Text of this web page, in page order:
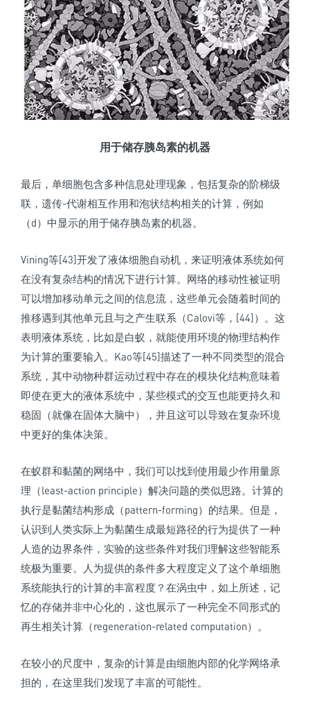
用于储存胰岛素的机器
最后，单细胞包含多种信息处理现象，包括复杂的阶梯级
联，遗传-代谢相互作用和泡状结构相关的计算，例如
（d）中显示的用于储存胰岛素的机器。
Vining等[43]开发了液体细胞自动机，来证明液体系统如何
在没有复杂结构的情况下进行计算。网络的移动性被证明
可以增加移动单元之间的信息流，这些单元会随着时间的
推移遇到其他单元且与之产生联系（Calovi等，[44]）。这
表明液体系统，比如是白蚁，就能使用环境的物理结构作
为计算的重要输入。Kao等[45]描述了一种不同类型的混合
系统，其中动物种群运动过程中存在的模块化结构意味着
即使在更大的液体系统中，某些模式的交互也能更持久和
稳固（就像在固体大脑中），并且这可以导致在复杂环境
中更好的集体决策。
在蚁群和黏菌的网络中，我们可以找到使用最少作用量原
理（least-action prin­ciple）解决问题的类似思路。计算的
执行是黏菌结构形成（pattern-forming）的结果。但是，
认识到人类实际上为黏菌生成最短路径的行为提供了一种
人造的边界条件，实验的这些条件对我们理解这些智能系
统极为重要。人为提供的条件多大程度定义了这个单细胞
系统能执行的计算的丰富程度？在涡虫中，如上所述，记
忆的存储并非中心化的，这也展示了一种完全不同形式的
再生相关计算（regeneration-related computation）。
在较小的尺度中，复杂的计算是由细胞内部的化学网络承
担的，在这里我们发现了丰富的可能性。